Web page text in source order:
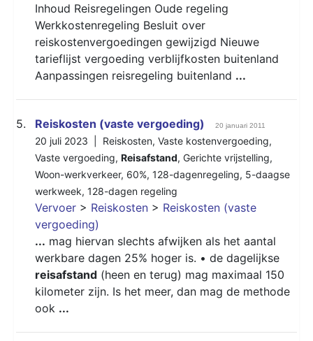
Inhoud Reisregelingen Oude regeling
Werkkostenregeling Besluit over
reiskostenvergoedingen gewijzigd Nieuwe
tarieflijst vergoeding verblijfkosten buitenland
Aanpassingen reisregeling buitenland ...
5. Reiskosten (vaste vergoeding) 20 januari 2011
20 juli 2023 | Reiskosten, Vaste kostenvergoeding,
Vaste vergoeding, Reisafstand, Gerichte vrijstelling,
Woon-werkverkeer, 60%, 128-dagenregeling, 5-daagse
werkweek, 128-dagen regeling
Vervoer > Reiskosten > Reiskosten (vaste
vergoeding)
... mag hiervan slechts afwijken als het aantal
werkbare dagen 25% hoger is. • de dagelijkse
reisafstand (heen en terug) mag maximaal 150
kilometer zijn. Is het meer, dan mag de methode
ook ...